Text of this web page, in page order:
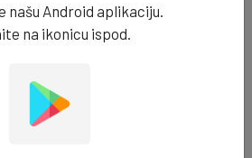
našu Android aplikaciju.
na ikonicu ispod.